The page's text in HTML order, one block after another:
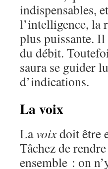
indispensables,
l’intelligence, la
plus puissante.
du débit.
saura se guider
d’indications.
La voix
Lavoixdoit être
Tâchez de
ensemble : on